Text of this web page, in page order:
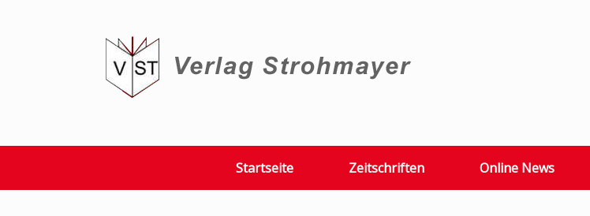
Startseite Zeitschriften Online News